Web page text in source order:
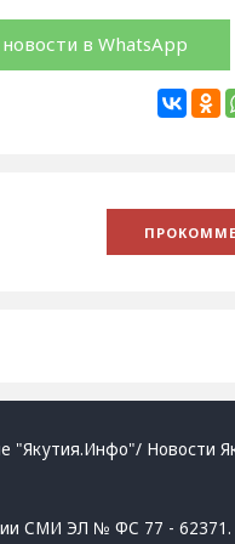
в WhatsApp
"Якутия.Инфо"/ Новости
СМИ ЭЛ № ФС 77 -